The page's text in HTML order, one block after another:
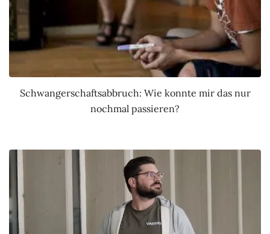
Schwangerschaftsabbruch: Wie konnte mir das nur
nochmal passieren?